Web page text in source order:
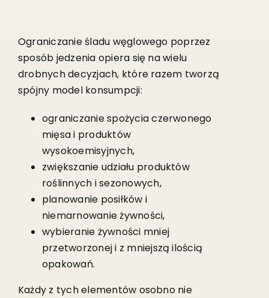
Ograniczanie śladu węglowego poprzez
sposób jedzenia opiera się na wielu
drobnych decyzjach, które razem tworzą
spójny model konsumpcji:
ograniczanie spożycia czerwonego
mięsa i produktów
wysokoemisyjnych,
zwiększanie udziału produktów
roślinnych i sezonowych,
planowanie posiłków i
niemarnowanie żywności,
wybieranie żywności mniej
przetworzonej i z mniejszą ilością
opakowań.
Każdy z tych elementów osobno nie